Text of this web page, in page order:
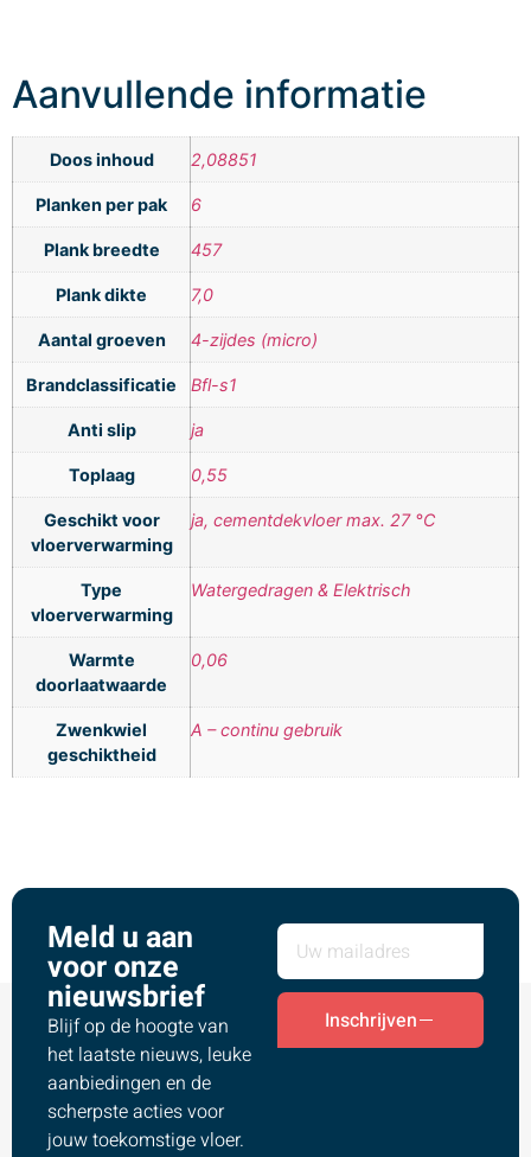
Aanvullende informatie
Doos inhoud 2,08851
Planken per pak 6
Plank breedte 457
Plank dikte 7,0
Aantal groeven 4-zijdes (micro)
Brandclassificatie Bfl-s1
Anti slip ja
Toplaag 0,55
Geschikt voor
vloerverwarming
ja, cementdekvloer max. 27 °C
Type
vloerverwarming
Watergedragen & Elektrisch
Warmte
doorlaatwaarde
0,06
Zwenkwiel
geschiktheid
A – continu gebruik
Meld u aan
voor onze
nieuwsbrief
Blijf op de hoogte van
het laatste nieuws, leuke
aanbiedingen en de
scherpste acties voor
jouw toekomstige vloer.
Inschrijven